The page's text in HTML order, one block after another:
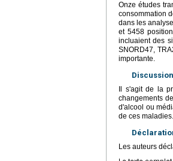
Onze études
consommation
dans les
et 5458
incluaient des
SNORD47,
importante.
Il s'agit de la
changements
d'alcool ou
de ces maladies.
Les auteurs